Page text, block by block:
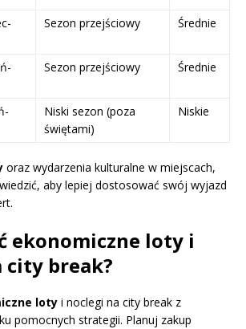
Sezon przejściowy Średnie
Sezon przejściowy Średnie
Niski sezon (poza
świętami)
Niskie
oraz wydarzenia kulturalne w miejscach,
aby lepiej dostosować swój wyjazd
ekonomiczne loty i
city break?
loty i noclegi na city break z
pomocnych strategii. Planuj zakup